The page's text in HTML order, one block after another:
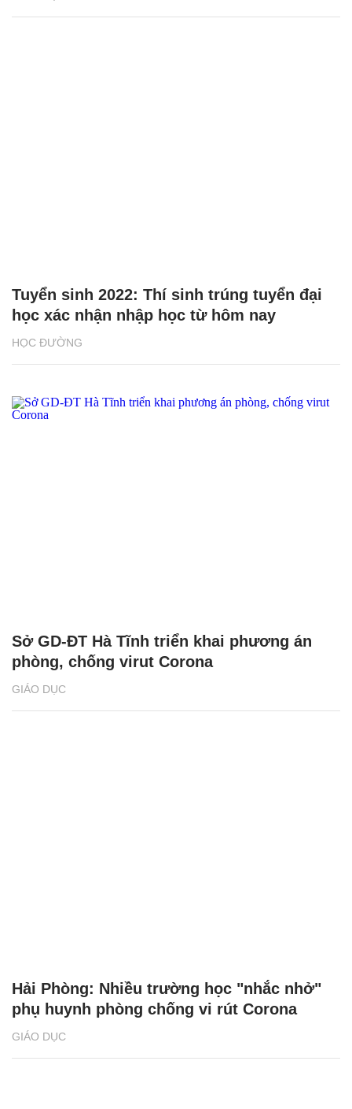
HỌC ĐƯỜNG
Tuyển sinh 2022: Thí sinh trúng tuyển đại
học xác nhận nhập học từ hôm nay
GIÁO DỤC
Sở GD-ĐT Hà Tĩnh triển khai phương án
phòng, chống virut Corona
GIÁO DỤC
Hải Phòng: Nhiều trường học "nhắc nhở"
phụ huynh phòng chống vi rút Corona